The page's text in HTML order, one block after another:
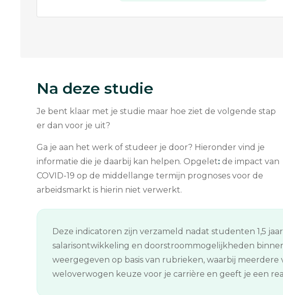
Na deze studie
Je bent klaar met je studie maar hoe ziet de volgende stap
er dan voor je uit?
Ga je aan het werk of studeer je door? Hieronder vind je
informatie die je daarbij kan helpen. Opgelet: de impact van
COVID-19 op de middellange termijn prognoses voor de
arbeidsmarkt is hierin niet verwerkt.
Deze indicatoren zijn verzameld nadat studenten 1,5
salarisontwikkeling en doorstroommogelijkheden
weergegeven op basis van rubrieken, waarbij
weloverwogen keuze voor je carrière en geeft je een